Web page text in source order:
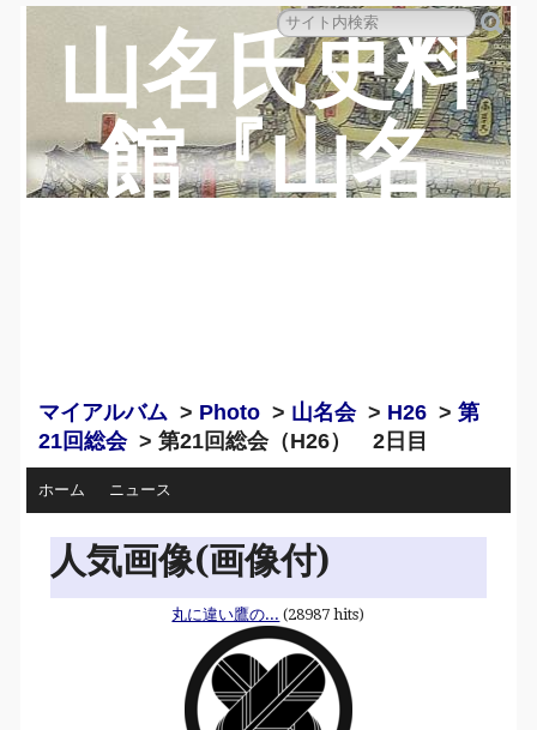
山名氏史料
館『山名
マイアルバム > Photo > 山名会> H26 >第
21回総会> 第21回総会（H26） 2日目
ホーム ニュース
人気画像(画像付)
丸に違い鷹の... (28987 hits)